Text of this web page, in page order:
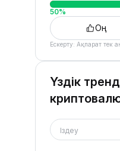
50%
Оң
Ескерту: Ақпарат тек
Үздік
Іздеу